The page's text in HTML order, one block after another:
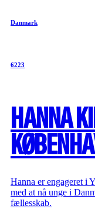
Danmark
6223
HANNA
Hanna er engageret i
med at nå unge i
fællesskab.